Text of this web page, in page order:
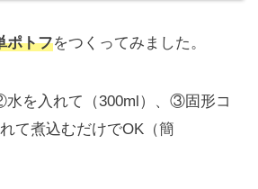
ポトフをつくってみました。
を入れて（300ml）、③固形コ
て煮込むだけでOK（簡